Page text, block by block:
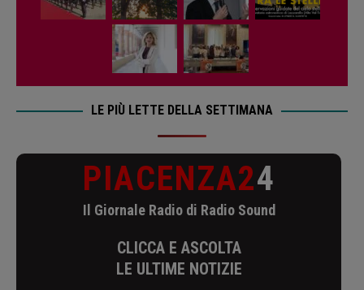
LE PIÙ LETTE DELLA SETTIMANA
PIACENZA24
Il Giornale Radio di Radio Sound
CLICCA E ASCOLTA
LE ULTIME NOTIZIE